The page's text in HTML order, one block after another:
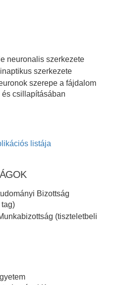
neuronalis szerkezete
szerkezete
szerepe a fájdalom
csillapításában
listája
Bizottság
(tiszteletbeli